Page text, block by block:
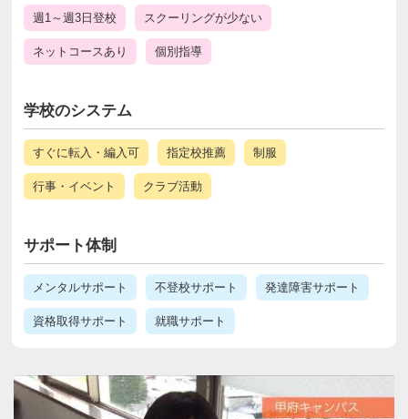
週1～週3日登校 スクーリングが少ない
ネットコースあり 個別指導
学校のシステム
すぐに転入・編入可 指定校推薦 制服
行事・イベント クラブ活動
サポート体制
メンタルサポート 不登校サポート 発達障害サポート
資格取得サポート 就職サポート